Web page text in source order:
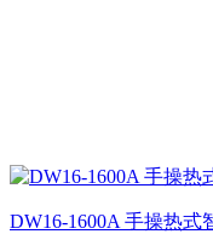
DW16-1600A 手操热